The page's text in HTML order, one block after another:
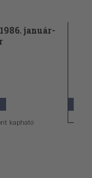
január-
kapható